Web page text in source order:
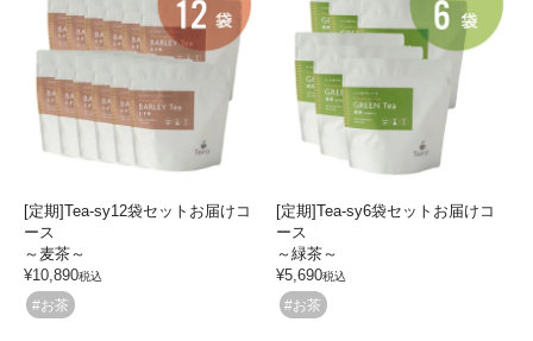
[定期]Tea-sy12袋セットお届けコ
ース
～麦茶～
¥10,890税込
#お茶
[定期]Tea-sy6袋セットお届けコ
ース
～緑茶～
¥5,690税込
#お茶